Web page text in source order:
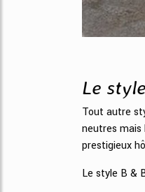
Le
Tout autre
neutres mais
prestigieux
Le style B &